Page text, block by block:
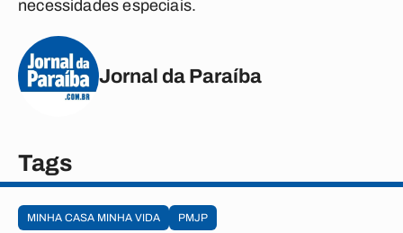
necessidades especiais.
Jornal da Paraíba
Tags
MINHA CASA MINHA VIDA PMJP